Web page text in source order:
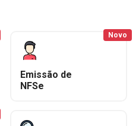
Emissão de
NFSe
Novo